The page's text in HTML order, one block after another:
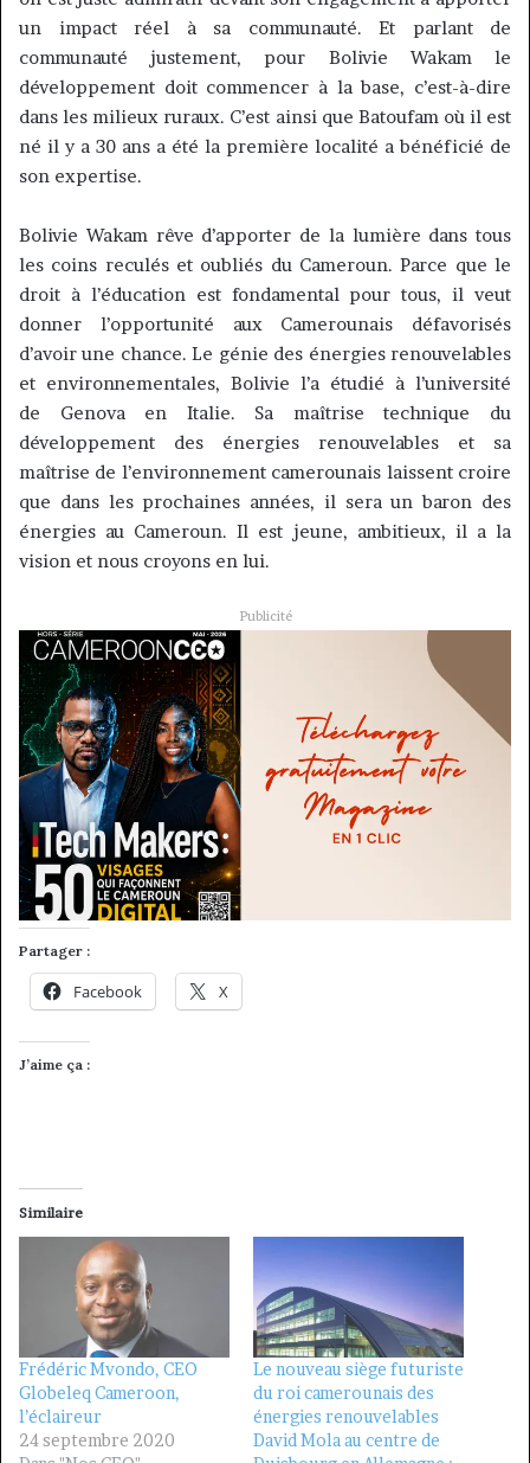
un impact réel à sa communauté. Et parlant de
communauté justement, pour Bolivie Wakamle
développement doit commencer à la base, c’est-à-dire
dans les milieux ruraux. C’est ainsi que Batoufamoù il est
né il y a 30 ans a été la première localité a bénéficié de
son expertise.
Bolivie Wakamrêve d’apporter de la lumière dans tous
les coins reculés et oubliés du Cameroun. Parce que le
droit à l’éducation est fondamental pour tous, il veut
donner l’opportunité aux Camerounais défavorisés
d’avoir une chance. Le génie des énergies renouvelables
et environnementales, Bolivie l’a étudié à l’université
de Genovaen Italie. Sa maîtrise technique du
développement des énergies renouvelables et sa
maîtrise de l’environnement camerounais laissent croire
que dans les prochaines années, il sera un baron des
énergies au Cameroun. Il est jeune, ambitieux, il a la
vision et nous croyons en lui.
Publicité
Partager :
Facebook X
J’aime ça :
Similaire
Frédéric Mvondo, CEO
Globeleq Cameroon,
l’éclaireur
24 septembre 2020
Le nouveau siège futuriste
du roi camerounais des
énergies renouvelables
David Mola au centre de